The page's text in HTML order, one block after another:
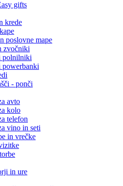
gifts
krede
poslovne mape
zvočniki
polnilniki
powerbanki
- ponči
avto
kolo
telefon
vino in seti
in vrečke
in ure